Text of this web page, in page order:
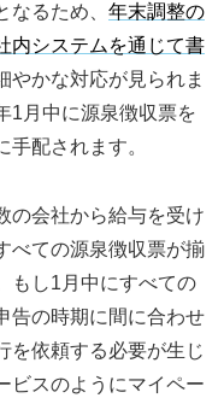
るため、 年末調整の
内システムを通じて書
やかな対応が見られま
1月中に源泉徴収票を
配されます。
の会社から給与を受け
べての源泉徴収票が揃
もし1月中にすべての
告の時期に間に合わせ
を依頼する必要が生じ
ビスのようにマイペー